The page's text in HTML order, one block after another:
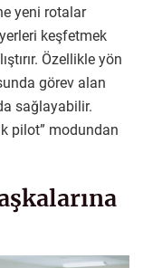
yeni rotalar
keşfetmek
Özellikle yön
görev alan
sağlayabilir.
pilot” modundan